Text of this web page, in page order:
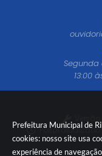
Prefeitura Municipal de
cookies: nosso site usa
experiência de
Segunda
13:00
Portal